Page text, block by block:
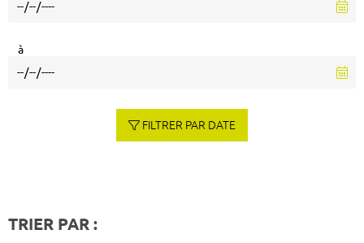
à
FILTRER PAR DATE
TRIER PAR :